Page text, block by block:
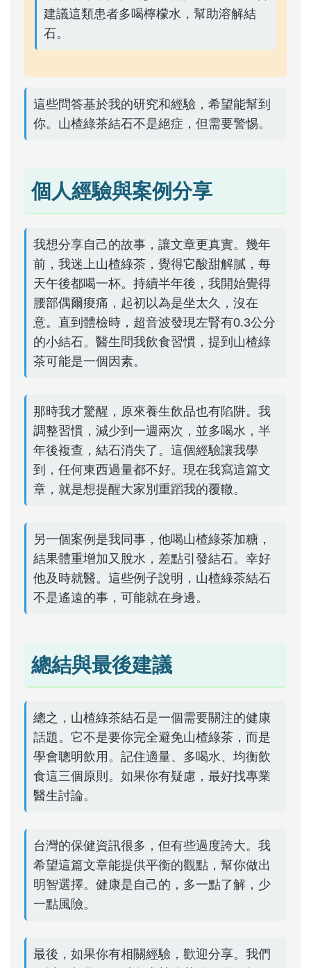
建議這類患者多喝檸檬水，幫助溶解結
石。
這些問答基於我的研究和經驗，希望能幫到
你。山楂綠茶結石不是絕症，但需要警惕。
個人經驗與案例分享
我想分享自己的故事，讓文章更真實。幾年
前，我迷上山楂綠茶，覺得它酸甜解膩，每
天午後都喝一杯。持續半年後，我開始覺得
腰部偶爾痠痛，起初以為是坐太久，沒在
意。直到體檢時，超音波發現左腎有0.3公分
的小結石。醫生問我飲食習慣，提到山楂綠
茶可能是一個因素。
那時我才驚醒，原來養生飲品也有陷阱。我
調整習慣，減少到一週兩次，並多喝水，半
年後複查，結石消失了。這個經驗讓我學
到，任何東西過量都不好。現在我寫這篇文
章，就是想提醒大家別重蹈我的覆轍。
另一個案例是我同事，他喝山楂綠茶加糖，
結果體重增加又脫水，差點引發結石。幸好
他及時就醫。這些例子說明，山楂綠茶結石
不是遙遠的事，可能就在身邊。
總結與最後建議
總之，山楂綠茶結石是一個需要關注的健康
話題。它不是要你完全避免山楂綠茶，而是
學會聰明飲用。記住適量、多喝水、均衡飲
食這三個原則。如果你有疑慮，最好找專業
醫生討論。
台灣的保健資訊很多，但有些過度誇大。我
希望這篇文章能提供平衡的觀點，幫你做出
明智選擇。健康是自己的，多一點了解，少
一點風險。
最後，如果你有相關經驗，歡迎分享。我們